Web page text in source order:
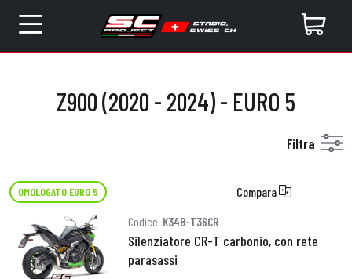
Z900 (2020 - 2024) - EURO 5
Filtra
OMOLOGATO EURO 5 Compara
Codice: K34B-T36CR
Silenziatore CR-T carbonio, con rete
parasassi